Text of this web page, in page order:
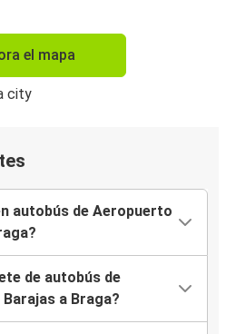
el mapa
autobús de Aeropuerto
de autobús de
a Braga?